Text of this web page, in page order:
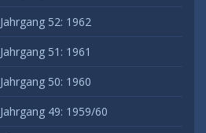
Jahrgang 52: 1962
Jahrgang 51: 1961
Jahrgang 50: 1960
Jahrgang 49: 1959/60